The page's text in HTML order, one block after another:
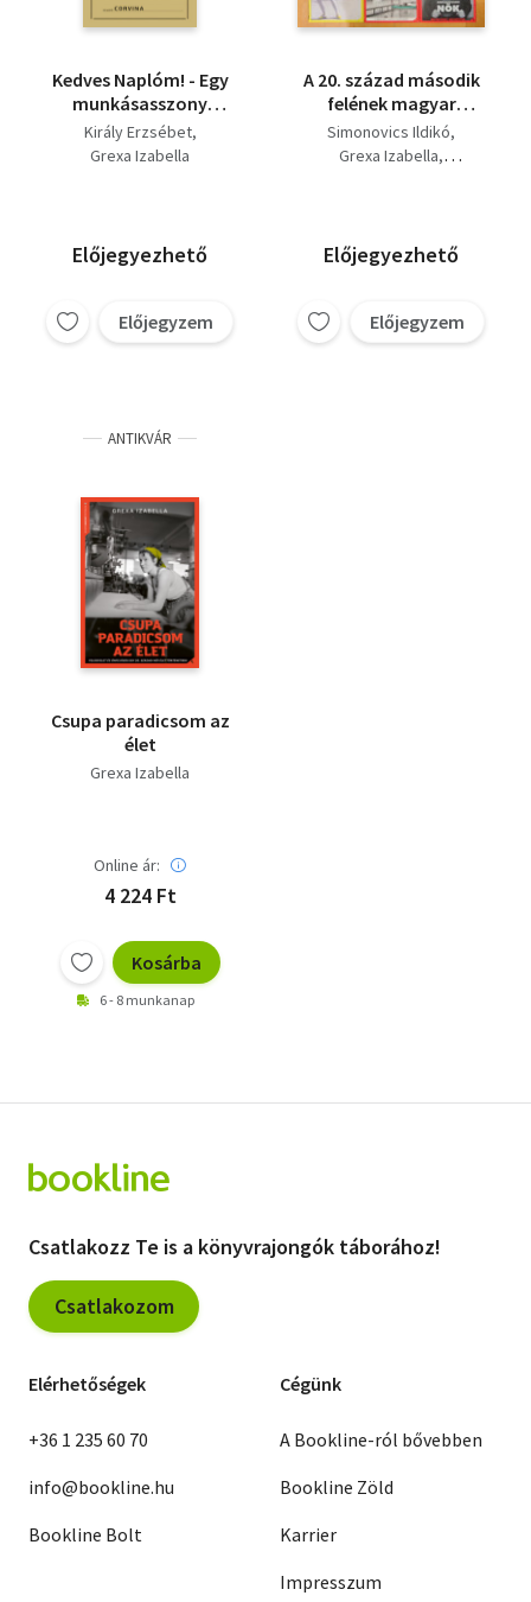
Kedves Naplóm! - Egy
munkásasszony
emlékei
Király Erzsébet
Grexa Izabella
Előjegyezhető
Előjegyzem
A 20. század második
felének magyar
történelmét
feldolgozó 6 kiváló
Sorozatgyilkos nők,
Technokraták a
paradicsom az élet,
Rotschild Klára
Simonovics Ildikó
Grexa Izabella
Előjegyezhető
Előjegyzem
ANTIKVÁR
Csupa paradicsom az
élet
Grexa Izabella
Online ár:
4 224 Ft
Kosárba
6 - 8 munkanap
Csatlakozz Te is a könyvrajongók táborához!
Csatlakozom
Elérhetőségek
+36 1 235 60 70
info@bookline.hu
Bookline Bolt
Cégünk
A Bookline-ról bővebben
Bookline Zöld
Karrier
Impresszum